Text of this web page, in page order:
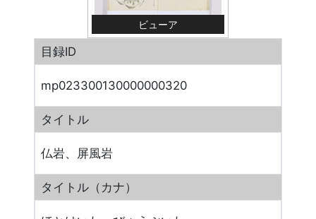
ビューア
目録ID
mp023300130000000320
タイトル
仏岩、屏風岩
タイトル（カナ）